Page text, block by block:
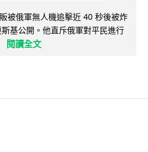
被俄軍無人機追擊近 40 秒後被炸
基公開。他直斥俄軍對平民進行
閱讀全文